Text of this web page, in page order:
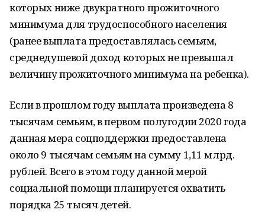
которых ниже двукратного прожиточного
минимума для трудоспособного населения
(ранее выплата предоставлялась семьям,
среднедушевой доход которых не превышал
величину прожиточного минимума на ребенка).
Если в прошлом году выплата произведена 8
тысячам семьям, в первом полугодии 2020 года
данная мера соцподдержки предоставлена
около 9 тысячам семьям на сумму 1,11 млрд.
рублей. Всего в этом году данной мерой
социальной помощи планируется охватить
порядка 25 тысяч детей.